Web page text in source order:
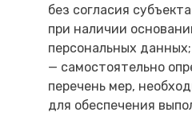
без согласия
при наличии
персональных данных;
— самостоятельно
перечень мер,
для обеспечения